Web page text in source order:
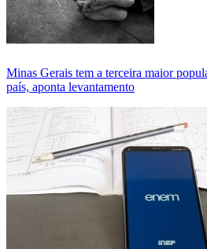
Minas Gerais tem a terceira maior
país, aponta levantamento